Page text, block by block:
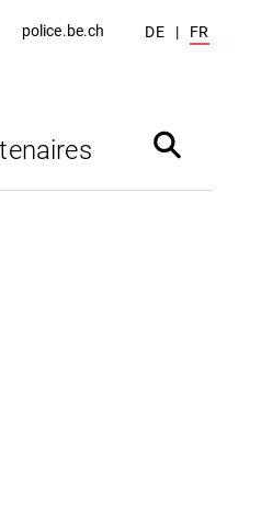
police.be.ch DE FR